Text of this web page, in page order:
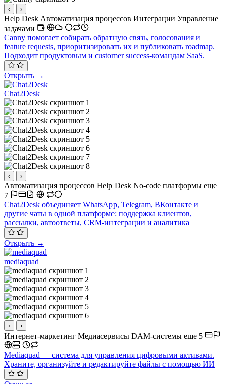
‹ ›
Help Desk Автоматизация процессов Интеграции Управление
задачами
Canny помогает собирать обратную связь, голосования и
feature requests, приоритизировать их и публиковать roadmap.
Подходит продуктовым и customer success-командам SaaS.
Открыть →
Chat2Desk
‹ ›
Автоматизация процессов Help Desk No-code платформы еще
7
Chat2Desk объединяет WhatsApp, Telegram, ВКонтакте и
другие чаты в одной платформе: поддержка клиентов,
рассылки, автоответы, CRM-интеграции и аналитика
Открыть →
mediaquad
‹ ›
Интернет-маркетинг Медиасервисы DAM-системы еще 5
Mediaquad — система для управления цифровыми активами.
Храните, организуйте и редактируйте файлы с помощью ИИ